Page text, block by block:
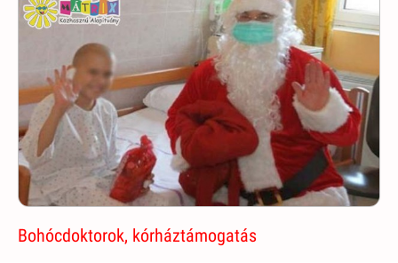
Bohócdoktorok, kórháztámogatás